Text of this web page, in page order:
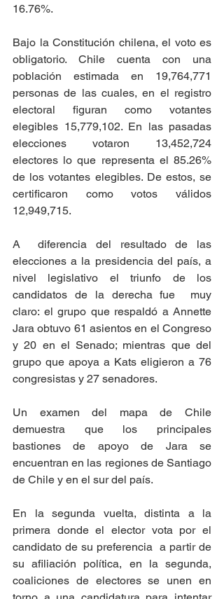
16.76%.
Bajo la Constitución chilena, el voto es
obligatorio. Chile cuenta con una
población estimada en 19,764,771
personas de las cuales, en el registro
electoral figuran como votantes
elegibles 15,779,102. En las pasadas
elecciones votaron 13,452,724
electores lo que representa el 85.26%
de los votantes elegibles. De estos, se
certificaron como votos válidos
12,949,715.
A  diferencia del resultado de las
elecciones a la presidencia del país, a
nivel legislativo el triunfo de los
candidatos de la derecha fue  muy
claro: el grupo que respaldó a Annette
Jara obtuvo 61 asientos en el Congreso
y 20 en el Senado; mientras que del
grupo que apoya a Kats eligieron a 76
congresistas y 27 senadores.
Un examen del mapa de Chile
demuestra que los principales
bastiones de apoyo de Jara se
encuentran en las regiones de Santiago
de Chile y en el sur del país.
En la segunda vuelta, distinta a la
primera donde el elector vota por el
candidato de su preferencia  a partir de
su afiliación política, en la segunda,
coaliciones de electores se unen en